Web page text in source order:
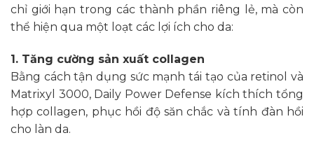
chỉ giới hạn trong các thành phần riêng lẻ, mà còn
thể hiện qua một loạt các lợi ích cho da:
1. Tăng cường sản xuất collagen
Bằng cách tận dụng sức mạnh tái tạo của retinol và
Matrixyl 3000, Daily Power Defense kích thích tổng
hợp collagen, phục hồi độ săn chắc và tính đàn hồi
cho làn da.